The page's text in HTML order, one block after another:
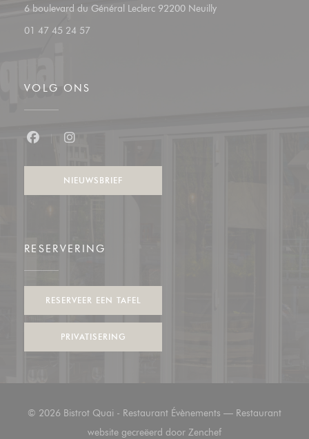
6 boulevard du Général Leclerc 92200 Neuilly((opent in een nieuw
01 47 45 24 57
VOLG ONS
NIEUWSBRIEF
RESERVERING
RESERVEER EEN TAFEL
PRIVATISERING
© 2026 Bistrot Quai - Restaurant Évènements — Restaurant
website gecreëerd door Zenchef((opent in een nieuw